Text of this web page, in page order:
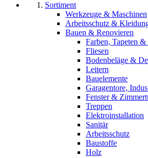
Sortiment
Werkzeuge & Maschinen
Arbeitsschutz &
Bauen & Renovieren
Farben, Tapeten &
Fliesen
Bodenbeläge &
Leitern
Bauelemente
Garagentore,
Fenster &
Treppen
Elektroinstallation
Sanitär
Arbeitsschutz
Baustoffe
Holz